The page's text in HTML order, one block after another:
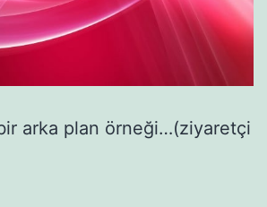
arka plan örneği…(ziyaretçi